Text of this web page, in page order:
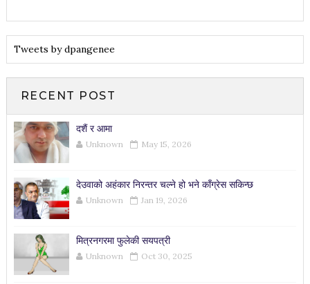
Tweets by dpangenee
RECENT POST
दशैं र आमा
Unknown May 15, 2026
देउवाको अहंकार निरन्तर चल्ने हो भने काँग्रेस सकिन्छ
Unknown Jan 19, 2026
मित्रनगरमा फुलेकी सयपत्री
Unknown Oct 30, 2025